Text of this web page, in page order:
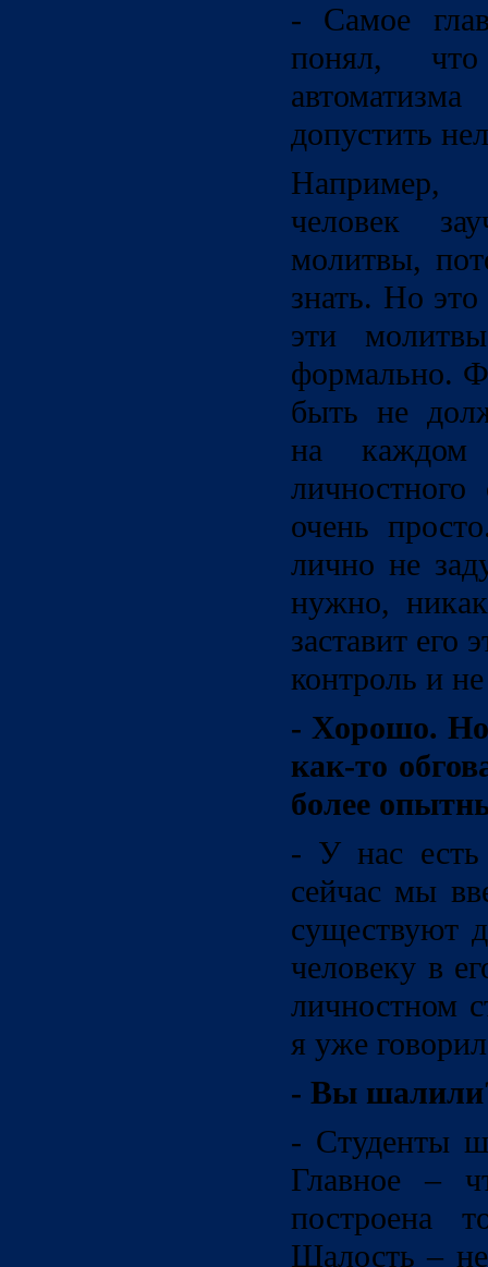
- Самое
понял,
допустить
Например,
человек
молитвы,
знать. Но
эти
формально.
быть не
на
очень
лично не
нужно,
заставит его
контроль и
- Хорошо.
как-то
более
- У нас есть
сейчас мы
существуют
человеку в
личностном
я уже
- Вы
- Студенты
Главное –
построена
Шалость – не